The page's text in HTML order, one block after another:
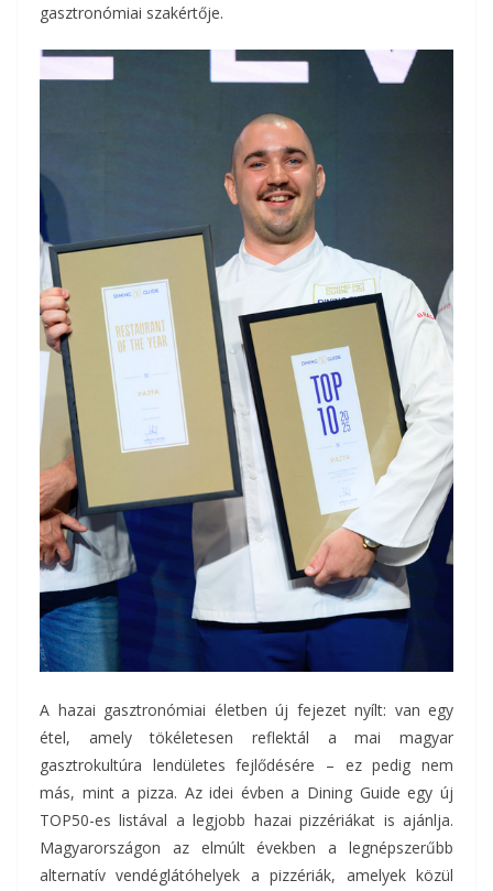
gasztronómiai szakértője.
A hazai gasztronómiai életben új fejezet nyílt: van egy
étel, amely tökéletesen reflektál a mai magyar
gasztrokultúra lendületes fejlődésére – ez pedig nem
más, mint a pizza. Az idei évben a Dining Guide egy új
TOP50-es listával a legjobb hazai pizzériákat is ajánlja.
Magyarországon az elmúlt években a legnépszerűbb
alternatív vendéglátóhelyek a pizzériák, amelyek közül